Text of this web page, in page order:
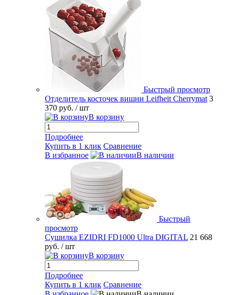
Быстрый просмотр
Отделитель косточек вишни Leifheit Cherrymat 3
370 руб. / шт
В корзину
Подробнее
Купить в 1 клик Сравнение
В избранное
В наличии
Быстрый
просмотр
Сушилка EZIDRI FD1000 Ultra DIGITAL 21 668
руб. / шт
В корзину
Подробнее
Купить в 1 клик Сравнение